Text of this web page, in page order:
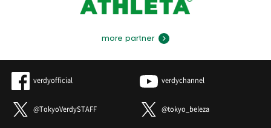
more partner
verdyofficial verdychannel
@TokyoVerdySTAFF @tokyo_beleza